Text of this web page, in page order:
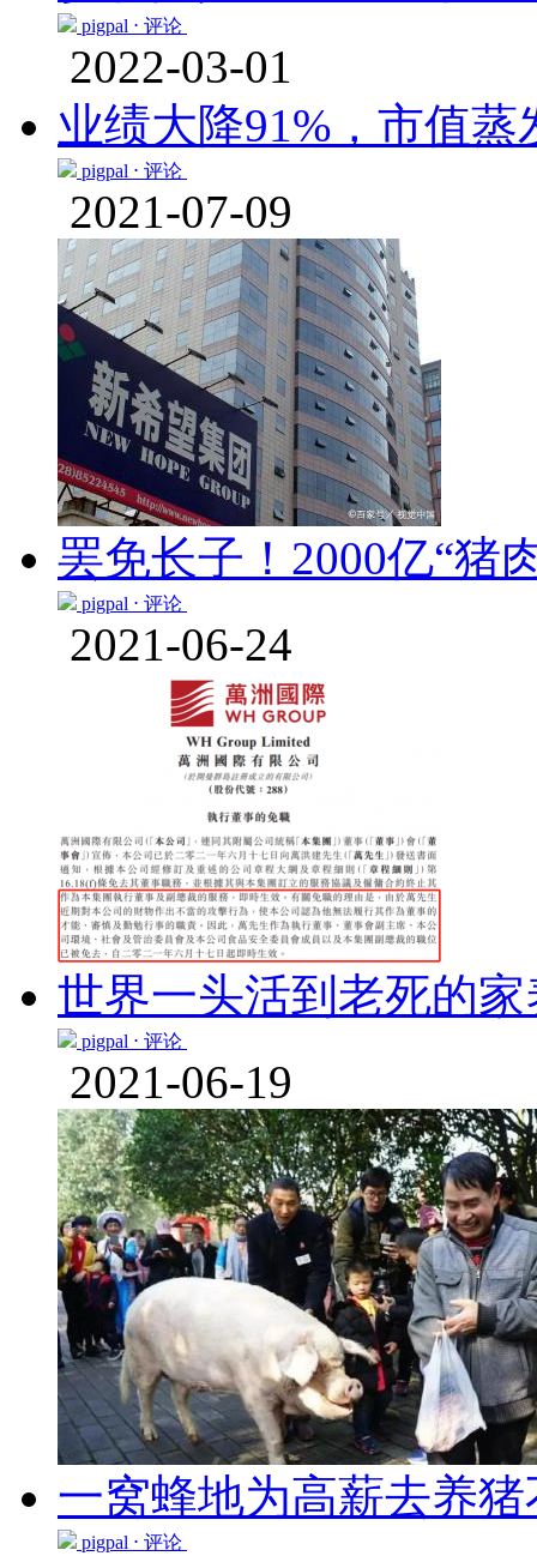
pigpal ⋅ 评论
2022-03-01
业绩大降91%，市值
pigpal ⋅ 评论
2021-07-09
罢免长子！2000亿“猪
pigpal ⋅ 评论
2021-06-24
世界一头活到老死的
pigpal ⋅ 评论
2021-06-19
一窝蜂地为高薪去养
pigpal ⋅ 评论